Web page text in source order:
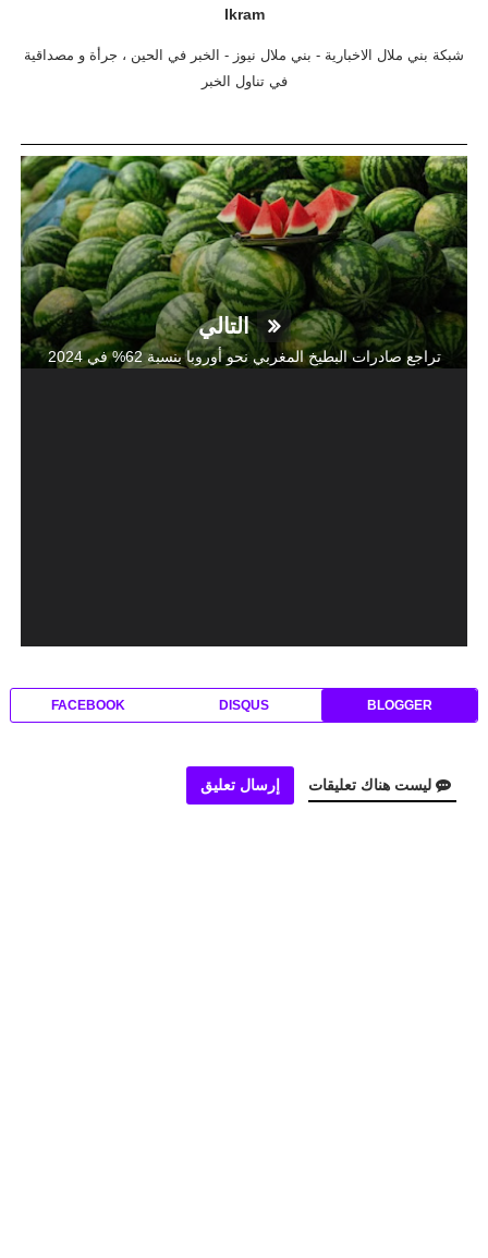
Ikram
شبكة بني ملال الاخبارية - بني ملال نيوز - الخبر في الحين ، جرأة و مصداقية
في تناول الخبر
التالي
تراجع صادرات البطيخ المغربي نحو أوروبا بنسبة 62% في 2024
BLOGGER
DISQUS
FACEBOOK
ليست هناك تعليقات إرسال تعليق